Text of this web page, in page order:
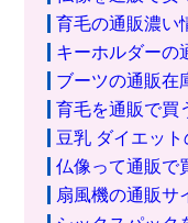
育毛の通販濃い
キーホルダーの
ブーツの通販在
育毛を通販で買
豆乳 ダイエット
仏像って通販で
扇風機の通販サ